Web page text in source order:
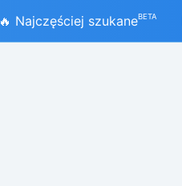
🔥 Najczęściej szukaneBETA